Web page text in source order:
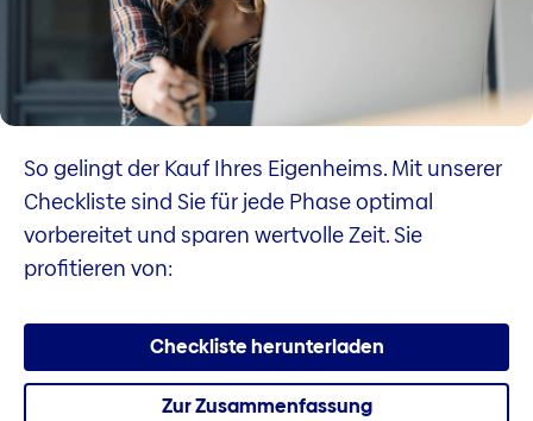
So gelingt der Kauf Ihres Eigenheims. Mit unserer
Checkliste sind Sie für jede Phase optimal
vorbereitet und sparen wertvolle Zeit. Sie
profitieren von:
Checkliste herunterladen
Zur Zusammenfassung